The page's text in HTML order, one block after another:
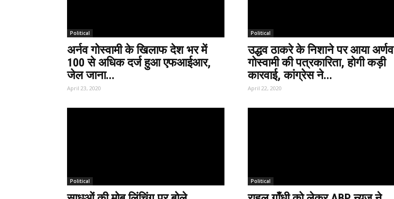
Political
अर्नव गोस्वामी के खिलाफ देश भर में
100 से अधिक दर्ज हुआ एफआईआर,
जेल जाना...
April 23, 2020
Political
उद्धव ठाकरे के निशाने पर आया अर्णव
गोस्वामी की पत्रकारिता, होगी कड़ी
कारवाई, कांग्रेस ने...
April 22, 2020
Political Political